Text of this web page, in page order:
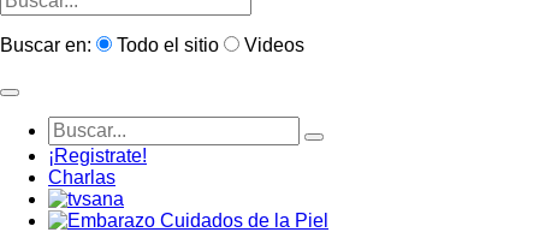
Buscar en: Todo el sitio Videos
¡Registrate!
Charlas